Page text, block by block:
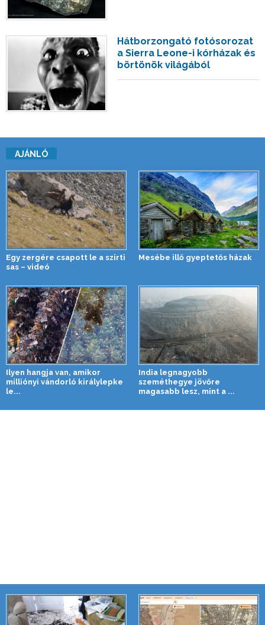
Hátborzongató fotósorozat
a Sierra Leone-i kórházak és
börtönök világából
AJÁNLÓ
Egy zergére csapott le a szirti
sas – videó
Mesébe illő gyeptetős házak
Ilyen hangja van, amikor
milliónyi vándorló királylepke
le...
India legnagyobb
szeméthegye jövőre
magasabb lesz, mint a ...